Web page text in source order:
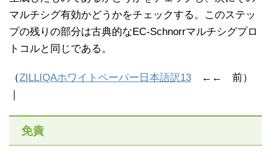
マルチシグ有効かどうかをチェックする。このステッ
プの残りの部分は古典的なEC-Schnorrマルチシグプロ
トコルと同じである。
（ZILLIQAホワイトペーパー日本語訳13 ←← 前）
免責